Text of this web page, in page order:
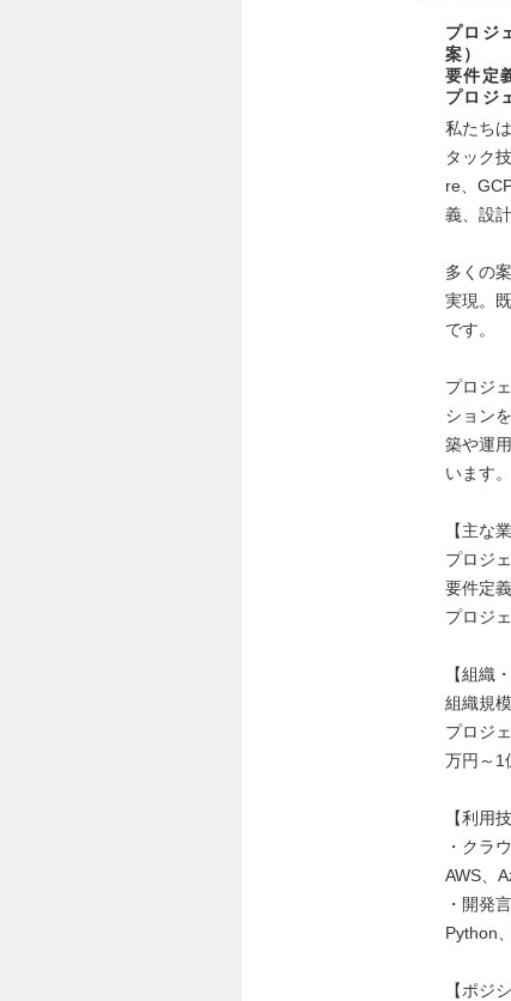
プロジ
案）
要件定
プロジ
私たち
タック
re、
義、設
多くの
実現。
です。
プロジ
ション
築や運
います。
【主な
プロジ
要件定
プロジ
【組織
組織規
プロジ
万円～1
【利用
・クラ
AWS、
・開発
Python
【ポジ